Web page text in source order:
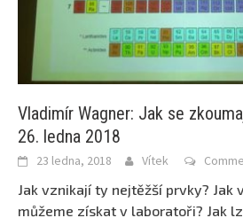
Vladimír Wagner: Jak se
26. ledna 2018
23 ledna, 2018 Vítek
Jak vznikají ty nejtěžší prvky? Jak
můžeme získat v laboratoři? Jak